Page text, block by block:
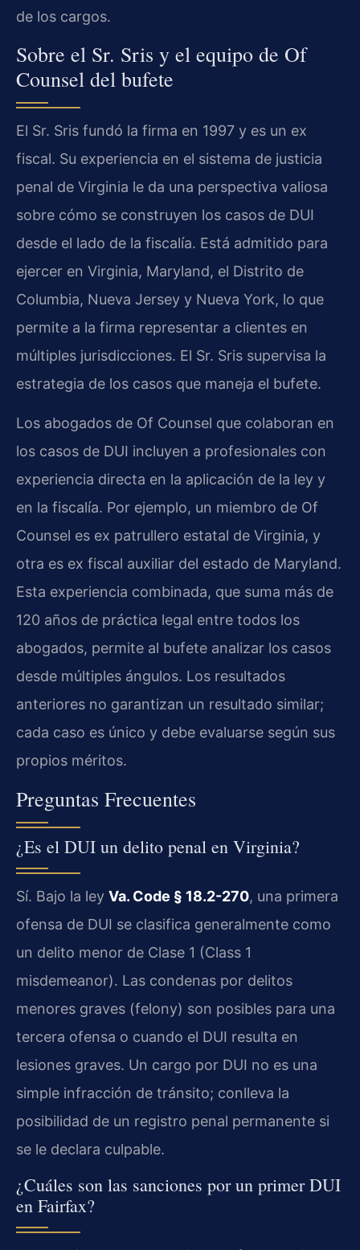
de los cargos.
Sobre el Sr. Sris y el equipo de Of
Counsel del bufete
El Sr. Sris fundó la firma en 1997 y es un ex
fiscal. Su experiencia en el sistema de justicia
penal de Virginia le da una perspectiva valiosa
sobre cómo se construyen los casos de DUI
desde el lado de la fiscalía. Está admitido para
ejercer en Virginia, Maryland, el Distrito de
Columbia, Nueva Jersey y Nueva York, lo que
permite a la firma representar a clientes en
múltiples jurisdicciones. El Sr. Sris supervisa la
estrategia de los casos que maneja el bufete.
Los abogados de Of Counsel que colaboran en
los casos de DUI incluyen a profesionales con
experiencia directa en la aplicación de la ley y
en la fiscalía. Por ejemplo, un miembro de Of
Counsel es ex patrullero estatal de Virginia, y
otra es ex fiscal auxiliar del estado de Maryland.
Esta experiencia combinada, que suma más de
120 años de práctica legal entre todos los
abogados, permite al bufete analizar los casos
desde múltiples ángulos. Los resultados
anteriores no garantizan un resultado similar;
cada caso es único y debe evaluarse según sus
propios méritos.
Preguntas Frecuentes
¿Es el DUI un delito penal en Virginia?
Sí. Bajo la ley Va. Code § 18.2-270, una primera
ofensa de DUI se clasifica generalmente como
un delito menor de Clase 1 (Class 1
misdemeanor). Las condenas por delitos
menores graves (felony) son posibles para una
tercera ofensa o cuando el DUI resulta en
lesiones graves. Un cargo por DUI no es una
simple infracción de tránsito; conlleva la
posibilidad de un registro penal permanente si
se le declara culpable.
¿Cuáles son las sanciones por un primer DUI
en Fairfax?